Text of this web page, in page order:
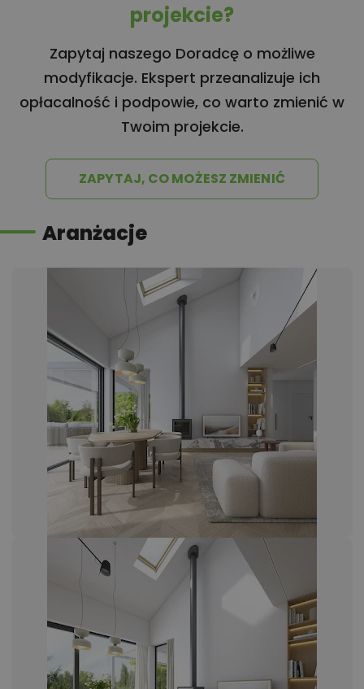
projekcie?
Zapytaj naszego Doradcę o możliwe
modyfikacje. Ekspert przeanalizuje ich
opłacalność i podpowie, co warto zmienić w
Twoim projekcie.
ZAPYTAJ, CO MOŻESZ ZMIENIĆ
Aranżacje